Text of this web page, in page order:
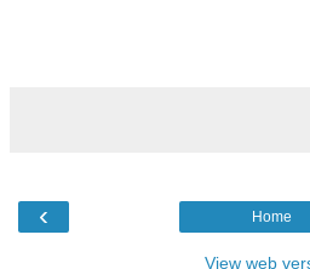
‹ Home
View web